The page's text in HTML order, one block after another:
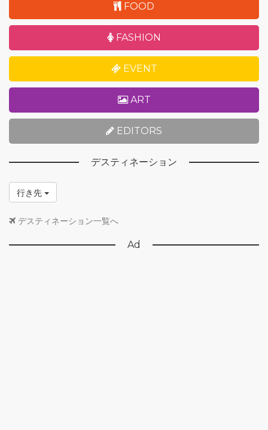
FOOD
FASHION
EVENT
ART
EDITORS
デスティネーション
行き先
デスティネーション一覧へ
Ad